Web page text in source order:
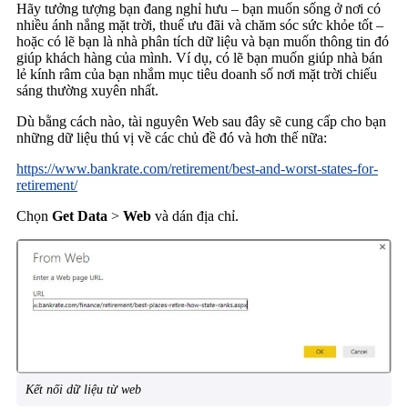
Hãy tưởng tượng bạn đang nghỉ hưu – bạn muốn sống ở nơi có
nhiều ánh nắng mặt trời, thuế ưu đãi và chăm sóc sức khỏe tốt –
hoặc có lẽ bạn là nhà phân tích dữ liệu và bạn muốn thông tin đó
giúp khách hàng của mình. Ví dụ, có lẽ bạn muốn giúp nhà bán
lẻ kính râm của bạn nhắm mục tiêu doanh số nơi mặt trời chiếu
sáng thường xuyên nhất.
Dù bằng cách nào, tài nguyên Web sau đây sẽ cung cấp cho bạn
những dữ liệu thú vị về các chủ đề đó và hơn thế nữa:
https://www.bankrate.com/retirement/best-and-worst-states-for-
retirement/
Chọn Get Data > Web và dán địa chỉ.
Kết nối dữ liệu từ web